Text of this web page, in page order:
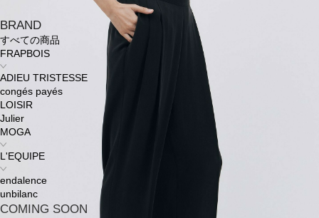
BRAND
すべての商品
FRAPBOIS
ADIEU TRISTESSE
congés payés
LOISIR
Julier
MOGA
L'EQUIPE
endalence
unbilanc
COMING SOON